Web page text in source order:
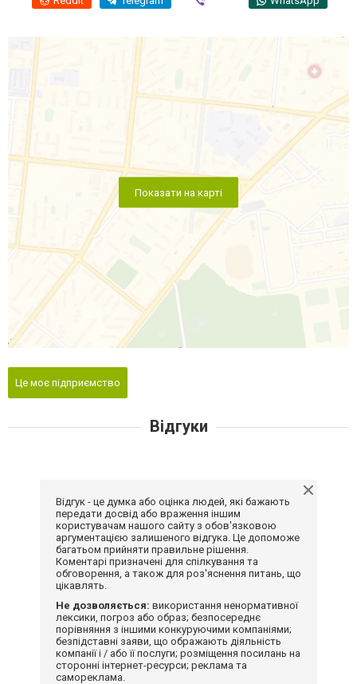
Показати на карті
Це моє підприємство
Відгуки
Відгук - це думка або оцінка людей, які бажають
передати досвід або враження іншим
користувачам нашого сайту з обов'язковою
аргументацією залишеного відгука. Це допоможе
багатьом прийняти правильне рішення.
Коментарі призначені для спілкування та
обговорення, а також для роз'яснення питань, що
цікавлять.
Не дозволяється: використання ненормативної
лексики, погроз або образ; безпосереднє
порівняння з іншими конкуруючими компаніями;
безпідставні заяви, що ображають діяльність
компанії і / або її послуги; розміщення посилань на
сторонні інтернет-ресурси; реклама та
самореклама.